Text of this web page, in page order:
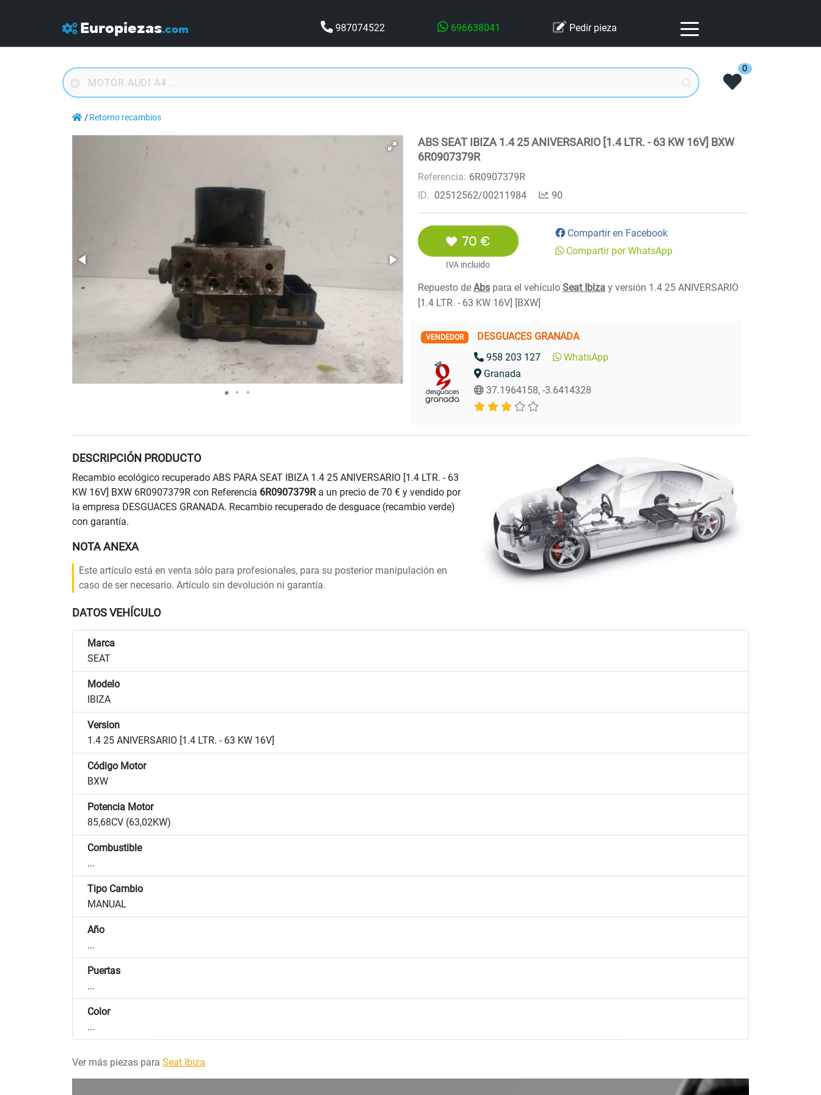
Europiezas.com 987074522 696638041 Pedir pieza
0
Retorno recambios
ABS SEAT IBIZA 1.4 25 ANIVERSARIO [1.4 LTR. - 63 KW 16V] BXW
6R0907379R
Referencia: 6R0907379R
ID. 02512562/00211984 90
70 €
IVA incluido
Compartir en Facebook
Compartir por WhatsApp
Repuesto de Abs para el vehículo Seat Ibiza y versión 1.4 25 ANIVERSARIO
[1.4 LTR. - 63 KW 16V] [BXW]
VENDEDOR
DESGUACES GRANADA
958 203 127
WhatsApp
Granada
37.1964158, -3.6414328
DESCRIPCIÓN PRODUCTO
Recambio ecológico recuperado ABS PARA SEAT IBIZA 1.4 25 ANIVERSARIO [1.4 LTR. - 63
KW 16V] BXW 6R0907379R con Referencia 6R0907379Ra un precio de 70 € y vendido por
la empresa DESGUACES GRANADA. Recambio recuperado de desguace (recambio verde)
con garantía.
NOTA ANEXA
Este artículo está en venta sólo para profesionales, para su posterior manipulación en
caso de ser necesario. Artículo sin devolución ni garantía.
DATOS VEHÍCULO
Marca
SEAT
Modelo
IBIZA
Version
1.4 25 ANIVERSARIO [1.4 LTR. - 63 KW 16V]
Código Motor
BXW
Potencia Motor
85,68CV (63,02KW)
Combustible
...
Tipo Cambio
MANUAL
Año
...
Puertas
...
Color
...
Ver más piezas para Seat Ibiza